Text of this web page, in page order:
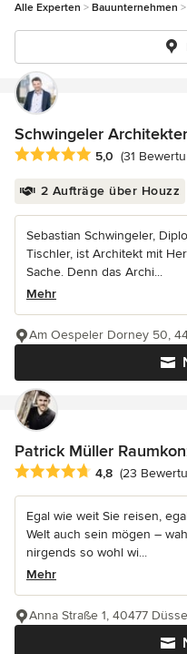
Alle Experten Bauunternehmen
Schwingeler
Durchschnittliche
5,0 (31
2 Aufträge über Houzz
Sebastian Schwingeler,
Tischler, ist Architekt mit
Sache. Denn das Archi...
Mehr
Am Oespeler Dorney 50,
Patrick Müller
Durchschnittliche
4,8 (23
Egal wie weit Sie reisen,
Welt auch sein mögen –
nirgends so wohl wi...
Mehr
Anna Straße 1, 40477